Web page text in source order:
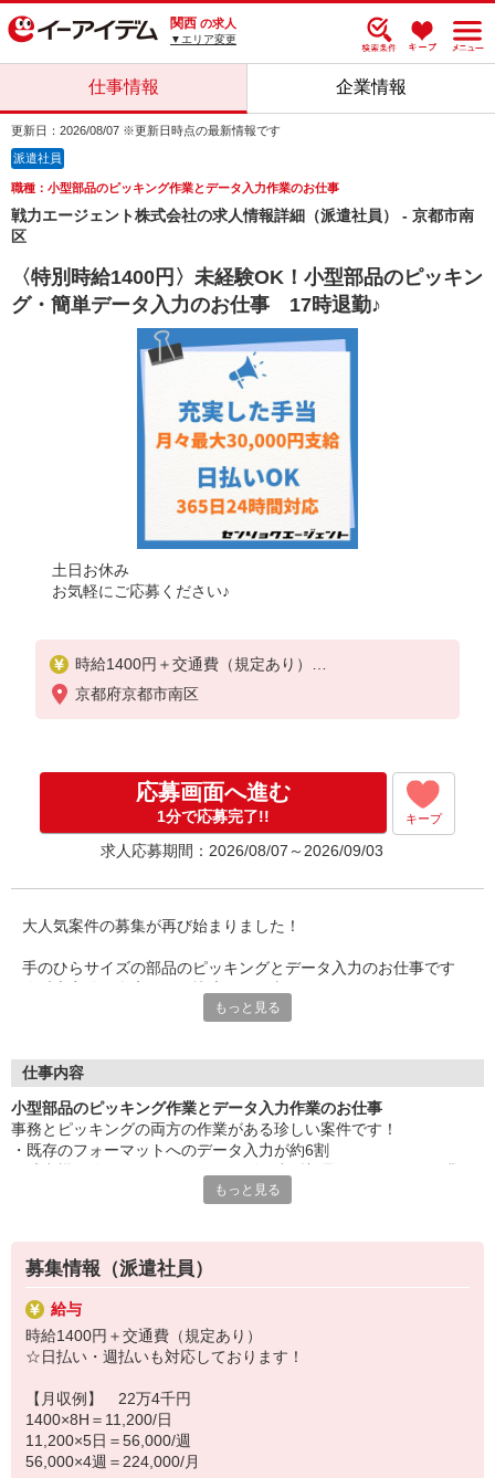
関西 の求人
▼エリア変更
仕事情報 企業情報
更新日：2026/08/07 ※更新日時点の最新情報です
派遣社員
職種：小型部品のピッキング作業とデータ入力作業のお仕事
戦力エージェント株式会社の求人情報詳細（派遣社員） - 京都市南
区
〈特別時給1400円〉未経験OK！小型部品のピッキン
グ・簡単データ入力のお仕事 17時退勤♪
土日お休み
お気軽にご応募ください♪
時給1400円＋交通費（規定あり）
☆日払い・週払いも対応しております！
11,200×5日＝56,000/週
56,000×4週＝224,000/月
【当社独自の手当↓】
世帯主手当（3000円〜）配偶者手当（1万円）子供手
京都府京都市南区
応募画面へ進む
1分で応募完了!! キープ
求人応募期間：2026/08/07～2026/09/03
大人気案件の募集が再び始まりました！
手のひらサイズの部品のピッキングとデータ入力のお仕事です
★お仕事内容のお問合せ、ご応募は直接のお電話でも大歓迎で
す。
担当 直通 070-3872-1115 (末廣）迄 お気軽にご連絡
※履歴書不要です。
もっと見る
仕事内容
小型部品のピッキング作業とデータ入力作業のお仕事
事務とピッキングの両方の作業がある珍しい案件です！
・既存のフォーマットへのデータ入力が約6割
ば大丈夫です♪）
もっと見る
募集情報（派遣社員）
給与
時給1400円＋交通費（規定あり）
☆日払い・週払いも対応しております！
【月収例】 22万4千円
1400×8H＝11,200/日
11,200×5日＝56,000/週
56,000×4週＝224,000/月